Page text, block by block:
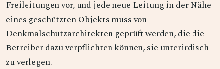
Freileitungen vor, und jede neue Leitung in der Nähe
eines geschützten Objekts muss von
Denkmalschutzarchitekten geprüft werden, die die
Betreiber dazu verpflichten können, sie unterirdisch
zu verlegen.